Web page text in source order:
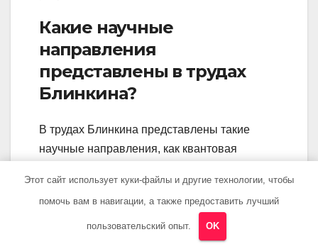
Какие научные
направления
представлены в трудах
Блинкина?
В трудах Блинкина представлены такие
научные направления, как квантовая
физика, математическая физика и другие.
Кто такой Блинкин?
Этот сайт использует куки-файлы и другие технологии, чтобы
помочь вам в навигации, а также предоставить лучший
пользовательский опыт. OK